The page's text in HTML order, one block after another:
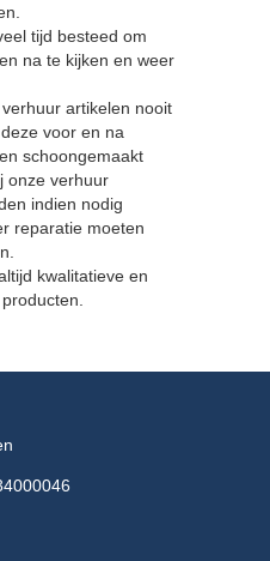
tijd besteed om
na te kijken en weer
artikelen nooit
voor en na
schoongemaakt
onze verhuur
indien nodig
reparatie moeten
kwalitatieve en